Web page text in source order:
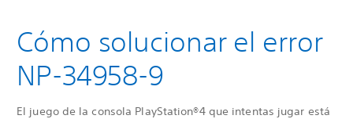
Cómo solucionar el error
NP-34958-9
El juego de la consola PlayStation®4 que intentas jugar está